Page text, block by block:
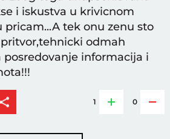
i iskustva u krivicnom
pricam...A tek onu zenu sto
odmah
posredovanje informacija i
1 0